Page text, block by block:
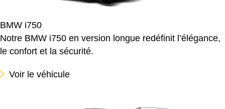
BMW i750
Notre BMW i750 en version longue redéfinit l’élégance,
le confort et la sécurité.
Voir le véhicule